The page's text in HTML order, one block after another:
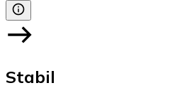
Stabil